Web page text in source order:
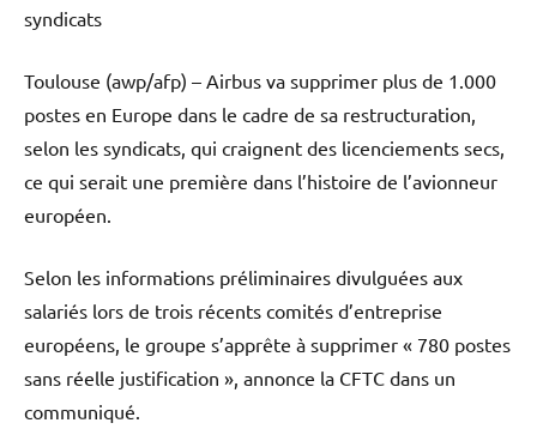
syndicats
Toulouse (awp/afp) – Airbus va supprimer plus de 1.000
postes en Europe dans le cadre de sa restructuration,
selon les syndicats, qui craignent des licenciements secs,
ce qui serait une première dans l’histoire de l’avionneur
européen.
Selon les informations préliminaires divulguées aux
salariés lors de trois récents comités d’entreprise
européens, le groupe s’apprête à supprimer « 780 postes
sans réelle justification », annonce la CFTC dans un
communiqué.